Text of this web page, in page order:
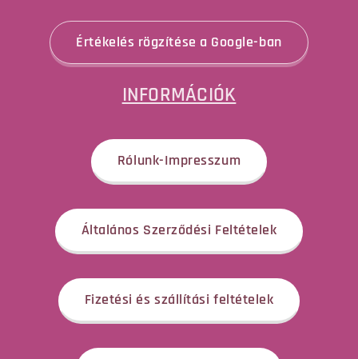
Értékelés rögzítése a Google-ban
INFORMÁCIÓK
Rólunk-Impresszum
Általános Szerződési Feltételek
Fizetési és szállítási feltételek